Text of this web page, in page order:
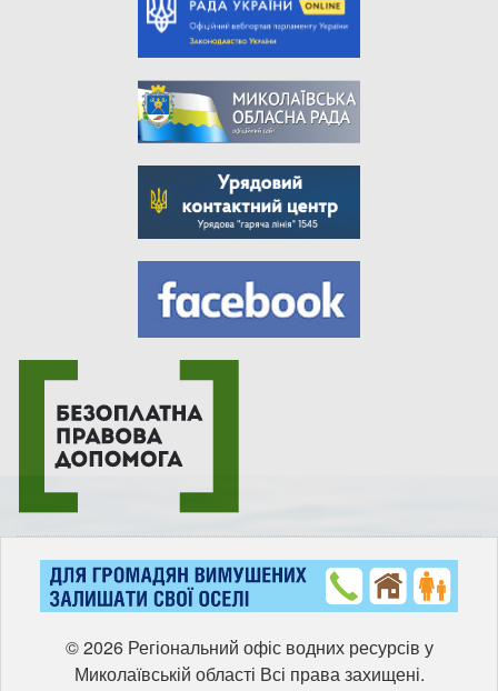
© 2026 Регіональний офіс водних ресурсів у
Миколаївській області Всі права захищені.